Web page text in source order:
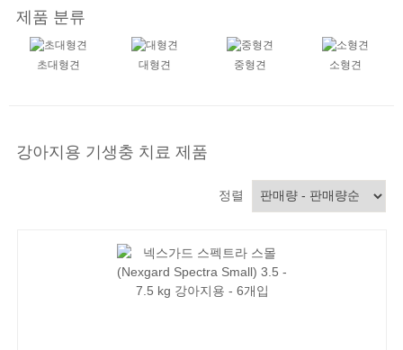
초대형견 대형견 중형견 소형견
강아지용 기생충 치료 제품
정렬